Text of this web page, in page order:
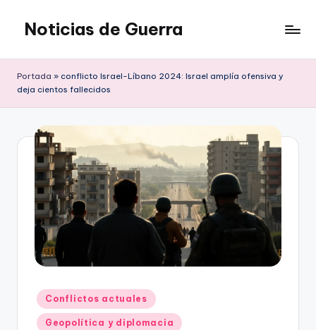
Saltar
contenido
Noticias de Guerra
Portada » conflicto Israel-Líbano 2024: Israel amplía ofensiva y
deja cientos fallecidos
Publicado
en
Conflictos actuales
Geopolítica y diplomacia